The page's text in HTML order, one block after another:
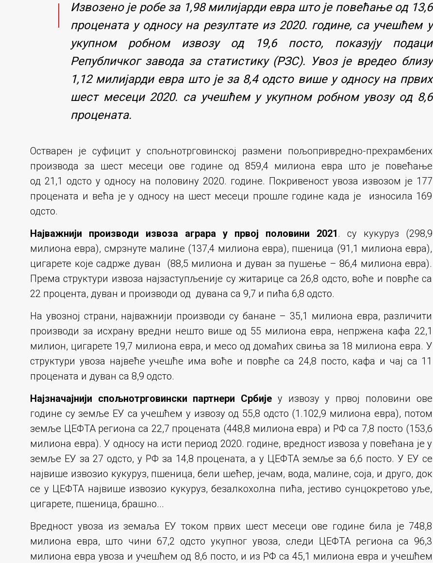
Извозено је робе за 1,98 милијарди евра што је повећање од 13,6
процената у односу на резултате из 2020. године, са учешћем у
укупном робном извозу од 19,6 посто, показују подаци
Републичког завода за статистику (РЗС). Увоз је вредео близу
1,12 милијарди евра што је за 8,4 одсто више у односу на првих
шест месеци 2020. са учешћем у укупном робном увозу од 8,6
процената.
Остварен је суфицит у спољнотрговинској размени пољопривредно-прехрамбених
производа за шест месеци ове године од 859,4 милиона евра што је повећање
од 21,1 одсто у односу на половину 2020. године. Покривеност увоза извозом је 177
процената и већа је у односу на шест месеци прошле године када је износила 169
одсто.
Најважнији производи извоза аграра у првој половини 2021 . су кукуруз (298,9
милиона евра), смрзнуте малине (137,4 милиона евра), пшеница (91,1 милиона евра),
цигарете које садрже дуван (88,5 милиона и дуван за пушење – 86,4 милиона евра).
Према структури извоза најзаступљеније су житарице са 26,8 одсто, воће и поврће са
22 процента, дуван и производи од дувана са 9,7 и пића 6,8 одсто.
На увозној страни, најважнији производи су банане – 35,1 милиона евра, различити
производи за исхрану вредни нешто више од 55 милиона евра, непржена кафа 22,1
милион, цигарете 19,7 милиона евра, и месо од домаћих свиња за 18 милиона евра. У
структури увоза највеће учешће има воће и поврће са 24,8 посто, кафа и чај са 11
процената и дуван са 8,9 одсто.
Најзначајнији спољнотрговински партнери Србије у извозу у првој половини ове
године су земље ЕУ са учешћем у извозу од 55,8 одсто (1.102,9 милиона евра), потом
земље ЦЕФТА региона са 22,7 процената (448,8 милиона евра) и РФ са 7,8 посто (153,6
милиона евра). У односу на исти период 2020. године, вредност извоза у повећана је у
земље ЕУ за 27 одсто, у РФ за 14,8 процената, а у ЦЕФТА земље за 6,6 посто. У ЕУ се
највише извозио кукуруз, пшеница, бели шећер, јечам, вода, малине, соја, и друго, док
се у ЦЕФТА највише извозио кукуруз, безалкохолна пића, јестиво сунцокретово уље,
цигарете, пшеница, брашно...
Вредност увоза из земаља ЕУ током првих шест месеци ове године била је 748,8
милиона евра, што чини 67,2 одсто укупног увоза, следи ЦЕФТА региона са 96,3
милиона евра увоза и учешћем од 8,6 посто, и из РФ са 45,1 милиона евра и учешћем